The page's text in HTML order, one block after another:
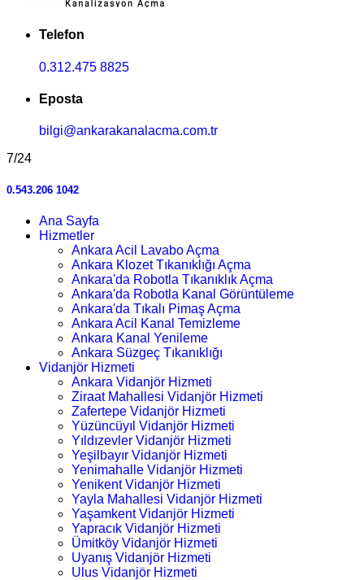
Telefon
0.312.475 8825
Eposta
bilgi@ankarakanalacma.com.tr
7/24
0.543.206 1042
Ana Sayfa
Hizmetler
Ankara Acil Lavabo Açma
Ankara Klozet Tıkanıklığı Açma
Ankara'da Robotla Tıkanıklık Açma
Ankara'da Robotla Kanal Görüntüleme
Ankara'da Tıkalı Pimaş Açma
Ankara Acil Kanal Temizleme
Ankara Kanal Yenileme
Ankara Süzgeç Tıkanıklığı
Vidanjör Hizmeti
Ankara Vidanjör Hizmeti
Ziraat Mahallesi Vidanjör Hizmeti
Zafertepe Vidanjör Hizmeti
Yüzüncüyıl Vidanjör Hizmeti
Yıldızevler Vidanjör Hizmeti
Yeşilbayır Vidanjör Hizmeti
Yenimahalle Vidanjör Hizmeti
Yenikent Vidanjör Hizmeti
Yayla Mahallesi Vidanjör Hizmeti
Yaşamkent Vidanjör Hizmeti
Yapracık Vidanjör Hizmeti
Ümitköy Vidanjör Hizmeti
Uyanış Vidanjör Hizmeti
Ulus Vidanjör Hizmeti